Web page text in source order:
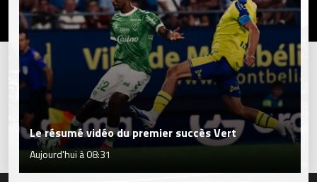
Le résumé vidéo du premier succès Vert
Aujourd'hui à 08:31